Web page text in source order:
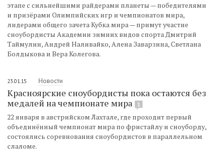
этапе с сильнейшими райдерами планеты — победителями
и призёрами Олимпийских игр и чемпионатов мира,
лидерами общего зачета Кубка мира — примут участие
сноубордисты Академии зимних видов спорта Дмитрий
Таймулин, Андрей Наливайко, Алена Заварзина, Светлана
Болдыкова и Вера Колегова.
23.01.15 Новости
Красноярские сноубордисты пока остаются без
медалей на чемпионате мира
1
22 января в австрийском Лахтале, где проходит первый
объединённый чемпионат мира по фристайлу и сноуборду,
состоялись соревнования сноубордистов в параллельном
слаломе.